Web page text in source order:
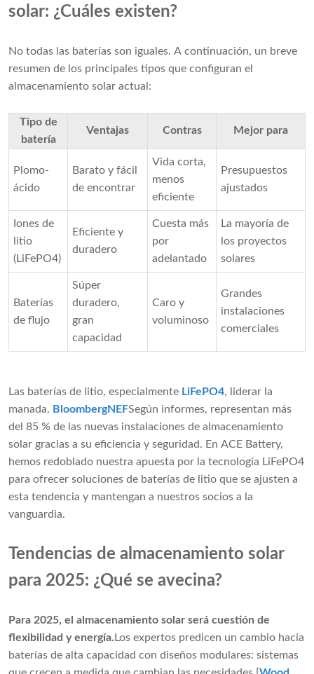
solar: ¿Cuáles existen?
No todas las baterías son iguales. A continuación, un breve
resumen de los principales tipos que configuran el
almacenamiento solar actual:
Tipo de
batería
Ventajas Contras Mejor para
Plomo-
ácido
Barato y fácil
de encontrar
Vida corta,
menos
eficiente
Presupuestos
ajustados
Iones de
litio
(LiFePO4)
Eficiente y
duradero
Cuesta más
por
adelantado
La mayoría de
los proyectos
solares
Baterías
de flujo
Súper
duradero,
gran
capacidad
Caro y
voluminoso
Grandes
instalaciones
comerciales
Las baterías de litio, especialmente LiFePO4, liderar la
manada. BloombergNEFSegún informes, representan más
del 85 % de las nuevas instalaciones de almacenamiento
solar gracias a su eficiencia y seguridad. En ACE Battery,
hemos redoblado nuestra apuesta por la tecnología LiFePO4
para ofrecer soluciones de baterías de litio que se ajusten a
esta tendencia y mantengan a nuestros socios a la
vanguardia.
Tendencias de almacenamiento solar
para 2025: ¿Qué se avecina?
Para 2025, el almacenamiento solar será cuestión de
flexibilidad y energía. Los expertos predicen un cambio hacia
baterías de alta capacidad con diseños modulares: sistemas